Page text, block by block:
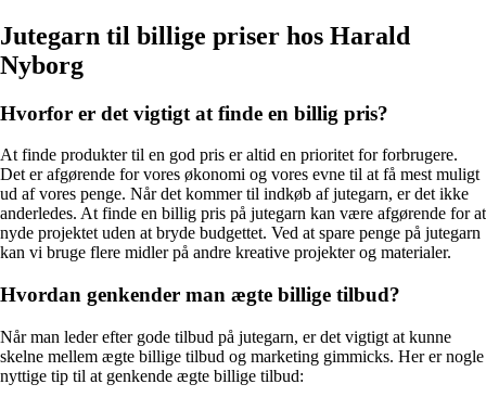
Jutegarn til billige priser hos Harald
Nyborg
Hvorfor er det vigtigt at finde en billig pris?
At finde produkter til en god pris er altid en prioritet for forbrugere.
Det er afgørende for vores økonomi og vores evne til at få mest muligt
ud af vores penge. Når det kommer til indkøb af jutegarn, er det ikke
anderledes. At finde en billig pris på jutegarn kan være afgørende for at
nyde projektet uden at bryde budgettet. Ved at spare penge på jutegarn
kan vi bruge flere midler på andre kreative projekter og materialer.
Hvordan genkender man ægte billige tilbud?
Når man leder efter gode tilbud på jutegarn, er det vigtigt at kunne
skelne mellem ægte billige tilbud og marketing gimmicks. Her er nogle
nyttige tip til at genkende ægte billige tilbud: